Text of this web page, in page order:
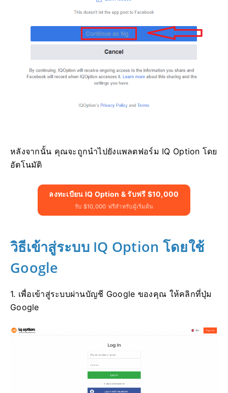
หลังจากนั้น คุณจะถูกนำไปยังแพลตฟอร์ม IQ Option โดย
อัตโนมัติ
ลงทะเบียน IQ Option & รับฟรี $10,000
รับ $10,000 ฟรีสำหรับผู้เริ่มต้น
วิธีเข้าสู่ระบบ IQ Option โดยใช้
Google
1. เพื่อเข้าสู่ระบบผ่านบัญชี Google ของคุณ ให้คลิกที่ปุ่ม
Google